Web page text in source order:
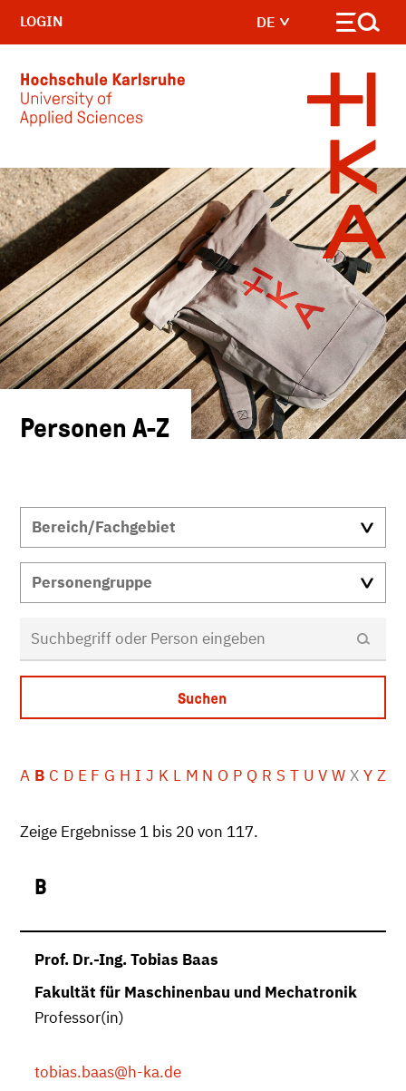
Skip to main content
DE
LOGIN
Personen A-Z
A B C D E F G H I J K L M N O P Q R S T U V W X Y Z
Zeige Ergebnisse 1 bis 20 von 117.
B
Prof. Dr.-Ing. Tobias Baas
Fakultät für Maschinenbau und Mechatronik
Professor(in)
tobias.baas@h-ka.de